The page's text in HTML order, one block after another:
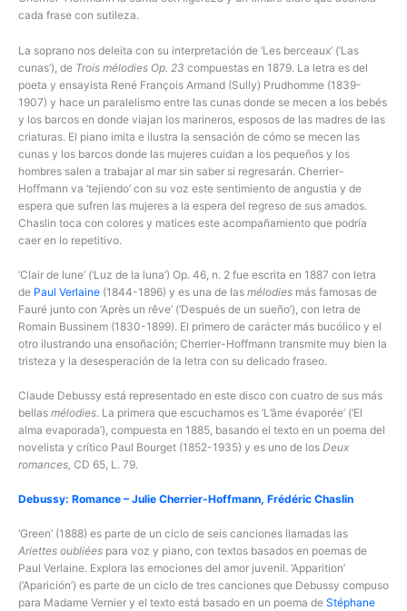
cada frase con sutileza.
La soprano nos deleita con su interpretación de ‘Les berceaux’ (‘Las
cunas’), de Trois mélodies Op. 23 compuestas en 1879. La letra es del
poeta y ensayista René François Armand (Sully) Prudhomme (1839-
1907) y hace un paralelismo entre las cunas donde se mecen a los bebés
y los barcos en donde viajan los marineros, esposos de las madres de las
criaturas. El piano imita e ilustra la sensación de cómo se mecen las
cunas y los barcos donde las mujeres cuidan a los pequeños y los
hombres salen a trabajar al mar sin saber si regresarán. Cherrier-
Hoffmann va ‘tejiendo’ con su voz este sentimiento de angustia y de
espera que sufren las mujeres a la espera del regreso de sus amados.
Chaslin toca con colores y matices este acompañamiento que podría
caer en lo repetitivo.
‘Clair de lune’ (‘Luz de la luna’) Op. 46, n. 2 fue escrita en 1887 con letra
de Paul Verlaine (1844-1896) y es una de las mélodies más famosas de
Fauré junto con ‘Après un rêve’ (‘Después de un sueño’), con letra de
Romain Bussinem (1830-1899). El primero de carácter más bucólico y el
otro ilustrando una ensoñación; Cherrier-Hoffmann transmite muy bien la
tristeza y la desesperación de la letra con su delicado fraseo.
Claude Debussy está representado en este disco con cuatro de sus más
bellas mélodies. La primera que escuchamos es ‘L’âme évaporée’ (‘El
alma evaporada’), compuesta en 1885, basando el texto en un poema del
novelista y crítico Paul Bourget (1852-1935) y es uno de los Deux
romances, CD 65, L. 79.
Debussy: Romance – Julie Cherrier-Hoffmann, Frédéric Chaslin
‘Green’ (1888) es parte de un ciclo de seis canciones llamadas las
Ariettes oubliées para voz y piano, con textos basados en poemas de
Paul Verlaine. Explora las emociones del amor juvenil. ‘Apparition’
(‘Aparición’) es parte de un ciclo de tres canciones que Debussy compuso
para Madame Vernier y el texto está basado en un poema de Stéphane